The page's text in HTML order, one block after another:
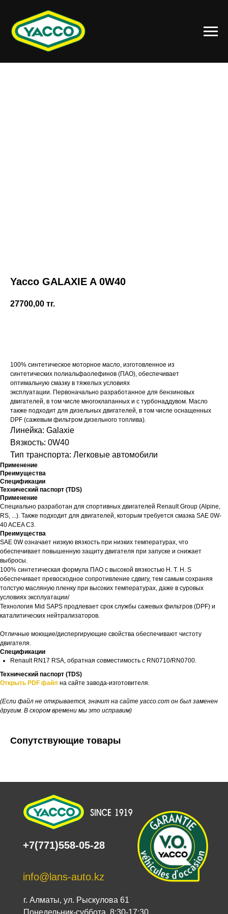
Yacco GALAXIE A 0W40
27700,00 тг.
100% синтетическое моторное масло, изготовленное из
синтетических полиальфаолефинов (ПАО), обеспечивает
оптимальную смазку в тяжелых условиях
эксплуатации. Первоначально разработанное для бензиновых
двигателей, в том числе многоклапанных и с турбонаддувом. Масло
также подходит для дизельных двигателей, в том числе оснащенных
DPF (сажевым фильтром дизельного топлива).
Линейка: Galaxie
Вязкость: 0W40
Тип транспорта: Легковые автомобили
Применение
Преимущества
Спецификации
Технический паспорт (TDS)
Применение
Специально разработан для спортивных двигателей Renault Group (Alpine,
RS, ...). Также подходит для двигателей, которым требуется смазка SAE 0W-
40 ACEA C3.
Преимущества
SAE 0W означает низкую вязкость при низких температурах, что
обеспечивает повышенную защиту двигателя при запуске и снижает
выбросы.
100% синтетическая формула ПАО с высокой вязкостью H. T. H. S
обеспечивает превосходное сопротивление сдвигу, тем самым сохраняя
толстую масляную пленку при высоких температурах, даже в суровых
условиях эксплуатации/
Технология Mid SAPS продлевает срок службы сажевых фильтров (DPF) и
каталитических нейтрализаторов.
Отличные моющие/диспергирующие свойства обеспечивают чистоту
двигателя.
Спецификации
Renault RN17 RSA, обратная совместимость с RN0710/RN0700.
Технический паспорт (TDS)
Открыть PDF файл на сайте завода-изготовителя.
(Если файл не открывается, значит на сайте yacco.com он был заменен
другим. В скором времени мы это исправим)
Сопутствующие товары
+7(771)558-05-28
info@lans-auto.kz
г. Алматы, ул. Рыскулова 61